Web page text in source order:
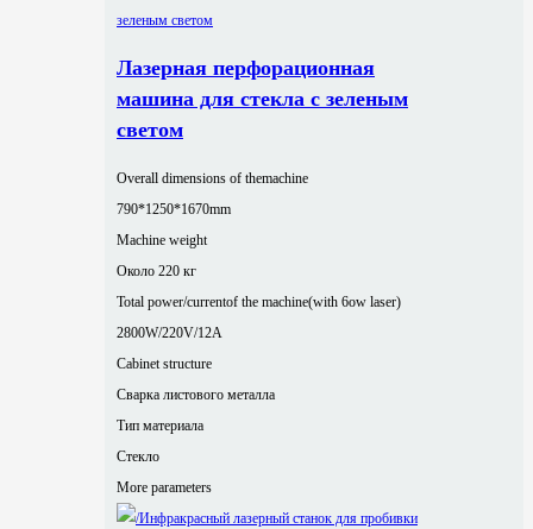
Лазерная перфорационная
машина для стекла с зеленым
светом
Overall dimensions of themachine
790*1250*1670mm
Machine weight
Около 220 кг
Total power/currentof the machine(with 6ow laser)
2800W/220V/12A
Cabinet structure
Сварка листового металла
Тип материала
Стекло
More parameters